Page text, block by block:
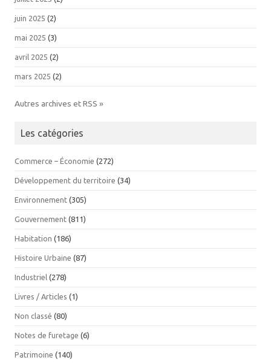
juin 2025 (2)
mai 2025 (3)
avril 2025 (2)
mars 2025 (2)
Autres archives et RSS »
Les catégories
Commerce – Économie (272)
Développement du territoire (34)
Environnement (305)
Gouvernement (811)
Habitation (186)
Histoire Urbaine (87)
Industriel (278)
Livres / Articles (1)
Non classé (80)
Notes de furetage (6)
Patrimoine (140)